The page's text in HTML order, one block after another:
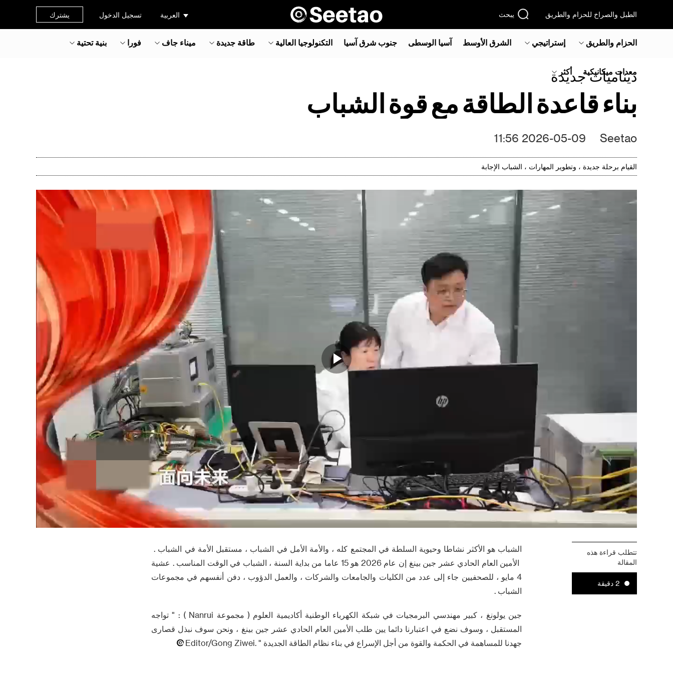
الطبل والصراخ للحزام والطريق يبحث العربية تسجيل الدخول يشترك
الحزام والطريق إستراتيجي الشرق الأوسط‎ آسيا الوسطى جنوب شرق آسيا‎ التكنولوجيا العالية طاقة جديدة ميناء جاف فورا بنية تحتية
معدات ميكانيكية أكثر
ديناميات جديدة
بناء قاعدة الطاقة مع قوة الشباب
Seetao
2026-05-09 11:56
القيام برحلة جديدة ، وتطوير المهارات ، الشباب الإجابة
Play
Video
تتطلب قراءة هذه
المقالة
2 دقيقة
الشباب هو الأكثر نشاطا وحيوية السلطة في المجتمع كله ، والأمة الأمل في الشباب ، مستقبل الأمة في الشباب .
الأمين العام الحادي عشر جين بينغ إن عام 2026 هو 15 عاما من بداية السنة ، الشباب في الوقت المناسب . عشية
4 مايو ، للصحفيين جاء إلى عدد من الكليات والجامعات والشركات ، والعمل الدؤوب ، دفن أنفسهم في مجموعات
الشباب .
جين يولونغ ، كبير مهندسي البرمجيات في شبكة الكهرباء الوطنية أكاديمية العلوم ( مجموعة Nanrui ) : " تواجه
المستقبل ، وسوف نضع في اعتبارنا دائما يين طلب الأمين العام الحادي عشر جين بينغ ، ونحن سوف نبذل قصارى
جهدنا للمساهمة في الحكمة والقوة من أجل الإسراع في بناء نظام الطاقة الجديدة " .Editor/Gong Ziwei